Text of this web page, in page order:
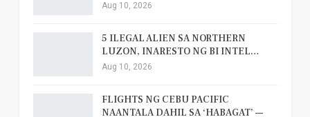
Aug 10, 2026
5 ILEGAL ALIEN SA NORTHERN
LUZON, INARESTO NG BI INTEL…
Aug 10, 2026
FLIGHTS NG CEBU PACIFIC
NAANTALA DAHIL SA ‘HABAGAT’ —